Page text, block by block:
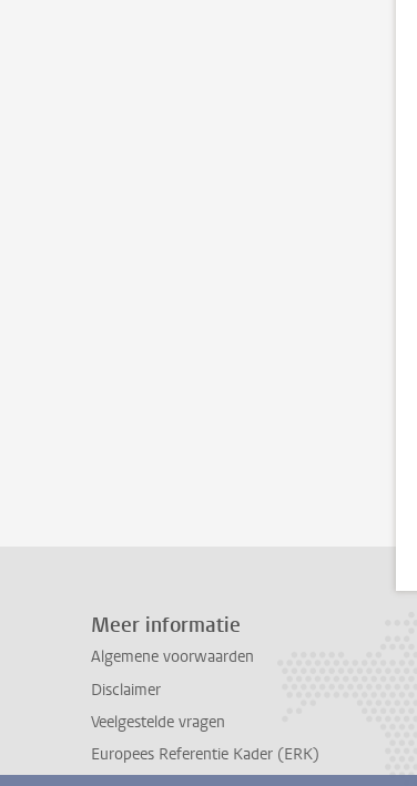
Meer informatie
Algemene voorwaarden
Disclaimer
Veelgestelde vragen
Europees Referentie Kader (ERK)